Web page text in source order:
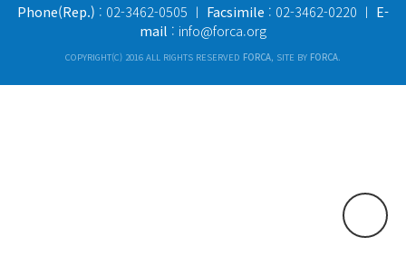
Phone(Rep.) : 02-3462-0505 ㅣ Facsimile : 02-3462-0220 ㅣ E-
mail : info@forca.org
COPYRIGHT(C) 2016 ALL RIGHTS RESERVED FORCA, SITE BY FORCA.